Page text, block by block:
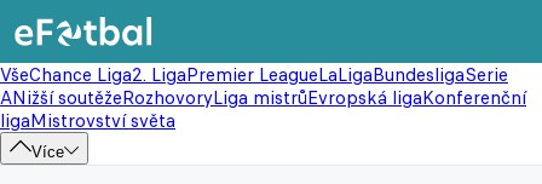
VšeChance Liga2. LigaPremier LeagueLaLigaBundesligaSerie
ANižší soutěžeRozhovoryLiga mistrůEvropská ligaKonferenční
ligaMistrovství světa
Více